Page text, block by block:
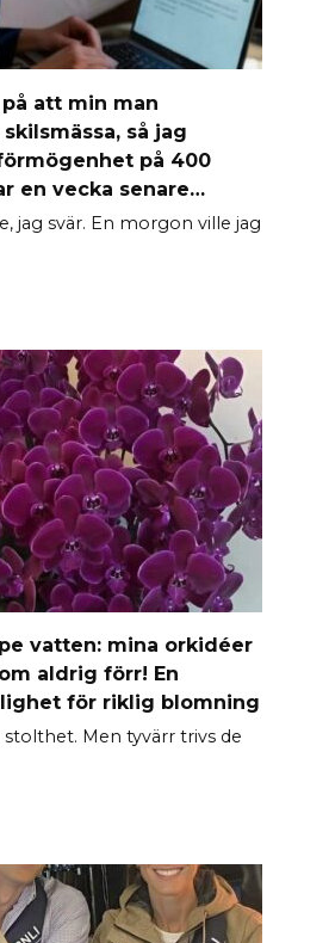
att min man
så jag
på 400
en vecka senare…
jag svär. En morgon ville jag
vatten: mina orkidéer
aldrig förr! En
för riklig blomning
Men tyvärr trivs de